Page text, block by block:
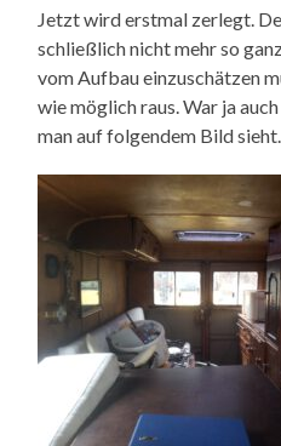
Jetzt wird erstmal zerlegt.
schließlich nicht mehr so
vom Aufbau einzuschätzen
wie möglich raus. War ja
man auf folgendem Bild sieht.